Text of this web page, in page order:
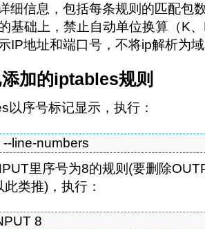
细信息，包括每条规则的匹配包
基础上，禁止自动单位换算（K
IP地址和端口号，不将ip解析为
加的iptables规则
以序号标记显示，执行：
line-numbers
里序号为8的规则(要删除
类推)，执行：
8